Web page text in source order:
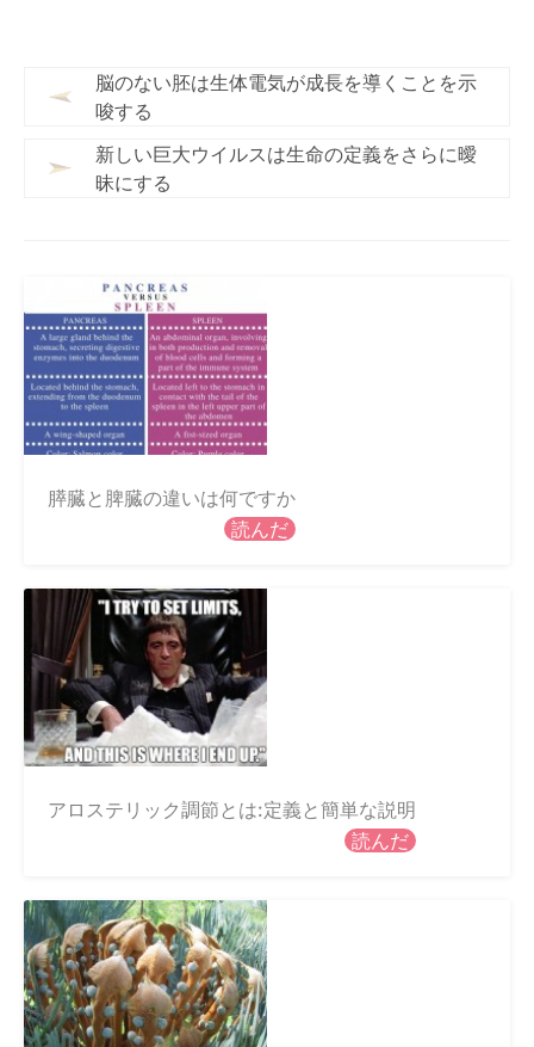
脳のない胚は生体電気が成長を導くことを示
唆する
新しい巨大ウイルスは生命の定義をさらに曖
昧にする
膵臓と脾臓の違いは何ですか
読んだ
アロステリック調節とは:定義と簡単な説明
読んだ